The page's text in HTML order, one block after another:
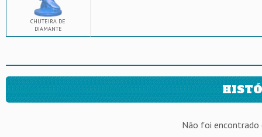
CHUTEIRA DE
DIAMANTE
Não foi encontrado